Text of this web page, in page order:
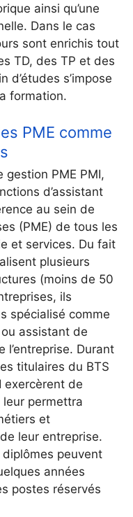
ainsi qu’une
Dans le cas
sont enrichis tout
TD, des TP et des
d’études s’impose
formation.
PME comme
PME PMI,
d’assistant
au sein de
(PME) de tous les
et services. Du fait
plusieurs
(moins de 50
ils
spécialisé comme
assistant de
l’entreprise. Durant
titulaires du BTS
exercèrent de
permettra
et
leur entreprise.
diplômes peuvent
années
postes réservés